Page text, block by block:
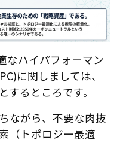
なハイパフォーマン
に関しましては、
するところです。
ながら、不要な肉抜
（トポロジー最適